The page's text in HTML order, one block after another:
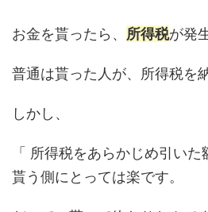
お金を貰ったら、 所得税が発
普通は貰った人が、所得税を
しかし、
「 所得税をあらかじめ引いた
貰う側にとっては楽です。